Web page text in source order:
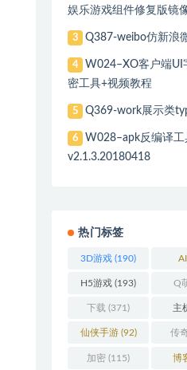
娱乐游戏组件修复版镜
3 Q387-weibo仿新浪
4
W024–XO客户端UI
密工具+视频教程
5 Q369-work展示类
6
W028–apk反编译工
v2.1.3.20180418
热门标签
3D游戏 (190) AI
H5游戏 (193) Q
下载 (371) 主
仙侠手游(92) 传
加密 (115) 博